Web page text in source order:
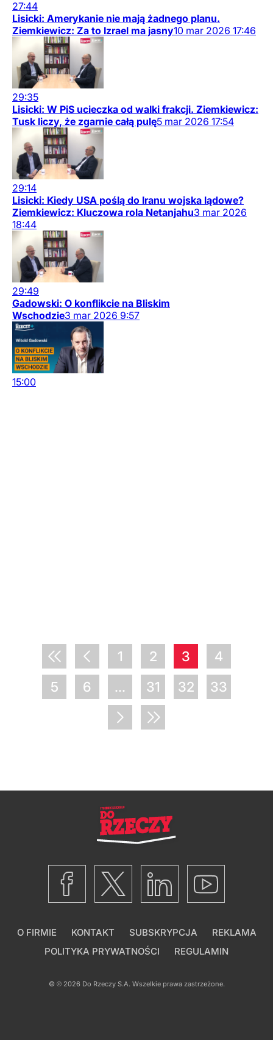
27:44
Lisicki: Amerykanie nie mają żadnego planu.
Ziemkiewicz: Za to Izrael ma jasny10 mar 2026 17:46
29:35
Lisicki: W PiS ucieczka od walki frakcji. Ziemkiewicz:
Tusk liczy, że zgarnie całą pulę5 mar 2026 17:54
29:14
Lisicki: Kiedy USA poślą do Iranu wojska lądowe?
Ziemkiewicz: Kluczowa rola Netanjahu3 mar 2026
18:44
29:49
Gadowski: O konflikcie na Bliskim
Wschodzie3 mar 2026 9:57
15:00
1 2 3
4
5
6 ... 31 32 33
O FIRMIE KONTAKT SUBSKRYPCJA
REKLAMA
POLITYKA PRYWATNOŚCI
REGULAMIN
© ℗ 2026 Do Rzeczy S.A.Wszelkie prawa zastrzeżone.